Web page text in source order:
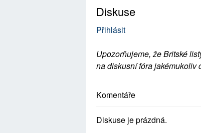
Diskuse
Přihlásit
Upozorňujeme, že Britské
na diskusní fóra jakémukoliv
Komentáře
Diskuse je prázdná.